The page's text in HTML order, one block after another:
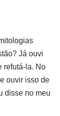
Já ouvi
refutá-la. No
ouvir isso de
disse no meu